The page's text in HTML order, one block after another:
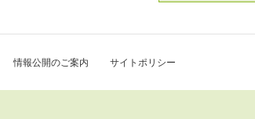
情報公開のご案内 サイトポリシー